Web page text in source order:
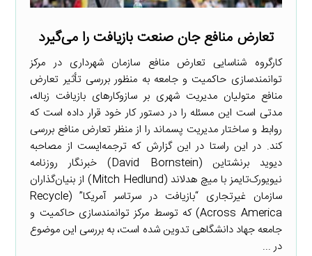
تعارض منافع جان صنعت بازیافت را می‌گیرد
کارگروه شناسایی تعارض منافع سازمان شهرداری در مرکز
توانمندسازی حاکمیت و جامعه به منظور بررسی تأثیر تعارض
منافع متولیان مدیریت شهری بر سازوکارهای بازیافت زباله،
مدتی است این مسئله را در دستور کار خود قرار داده است که
روابط و ساختار مدیریت پسماند را از منظر تعارض منافع بررسی
کند. در این راستا در این گزارش که ترجمه‌ایست از مصاحبه
دیوید برنشتاین (David Bornstein) خبرنگار روزنامه
نیویورک‌تایمز با میچ هدلاند (Mitch Hedlund) از بنیان‌گذاران
سازمان غیرتجاری “بازیافت در سرتاسر آمریکا” (Recycle
Across America) که توسط مرکز توانمندسازی حاکمیت و
جامعه جهاد دانشگاهی تدوین شده است، به بررسی این موضوع
در ...